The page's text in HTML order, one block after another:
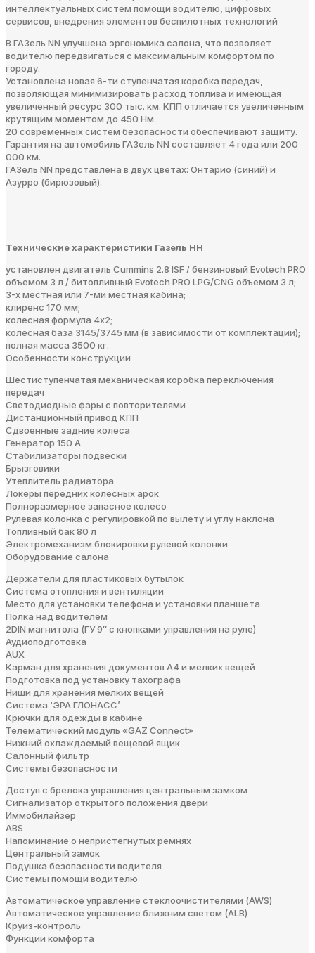
интеллектуальных систем помощи водителю, цифровых
сервисов, внедрения элементов беспилотных технологий
В ГАЗель NN улучшена эргономика салона, что позволяет
водителю передвигаться с максимальным комфортом по
городу.
Установлена новая 6-ти ступенчатая коробка передач,
позволяющая минимизировать расход топлива и имеющая
увеличенный ресурс 300 тыс. км. КПП отличается увеличенным
крутящим моментом до 450 Нм.
20 современных систем безопасности обеспечивают защиту.
Гарантия на автомобиль ГАЗель NN составляет 4 года или 200
000 км.
ГАЗель NN представлена в двух цветах: Онтарио (синий) и
Азурро (бирюзовый).
Технические характеристики Газель НН
установлен двигатель Cummins 2.8 ISF / бензиновый Evotech PRO
объемом 3 л / битопливный Evotech PRO LPG/CNG объемом 3 л;
3-х местная или 7-ми местная кабина;
клиренс 170 мм;
колесная формула 4х2;
колесная база 3145/3745 мм (в зависимости от комплектации);
полная масса 3500 кг.
Особенности конструкции
Шестиступенчатая механическая коробка переключения
передач
Светодиодные фары с повторителями
Дистанционный привод КПП
Сдвоенные задние колеса
Генератор 150 А
Стабилизаторы подвески
Брызговики
Утеплитель радиатора
Локеры передних колесных арок
Полноразмерное запасное колесо
Рулевая колонка с регулировкой по вылету и углу наклона
Топливный бак 80 л
Электромеханизм блокировки рулевой колонки
Оборудование салона
Держатели для пластиковых бутылок
Система отопления и вентиляции
Место для установки телефона и установки планшета
Полка над водителем
2DIN магнитола (ГУ 9″ с кнопками управления на руле)
Аудиоподготовка
AUX
Карман для хранения документов А4 и мелких вещей
Подготовка под установку тахографа
Ниши для хранения мелких вещей
Система ‘ЭРА ГЛОНАСС’
Крючки для одежды в кабине
Телематический модуль «GAZ Connect»
Нижний охлаждаемый вещевой ящик
Салонный фильтр
Системы безопасности
Доступ с брелока управления центральным замком
Сигнализатор открытого положения двери
Иммобилайзер
ABS
Напоминание о непристегнутых ремнях
Центральный замок
Подушка безопасности водителя
Системы помощи водителю
Автоматическое управление стеклоочистителями (AWS)
Автоматическое управление ближним светом (ALB)
Круиз-контроль
Функции комфорта